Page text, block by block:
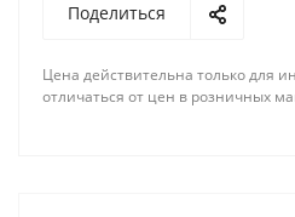
Поделиться
Цена действительна только для
отличаться от цен в розничных